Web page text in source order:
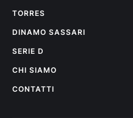
TORRES
DINAMO SASSARI
SERIE D
CHI SIAMO
CONTATTI